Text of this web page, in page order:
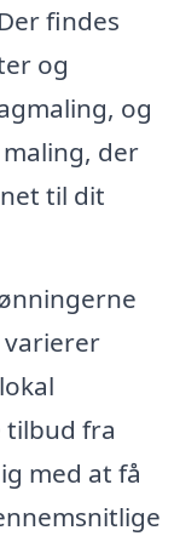
findes
og
og
der
til dit
tilbud fra
med at få